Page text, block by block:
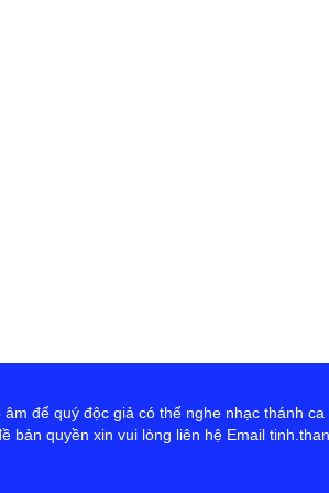
để quý độc giả có thể nghe nhạc thánh ca
quyền xin vui lòng liên hệ Email